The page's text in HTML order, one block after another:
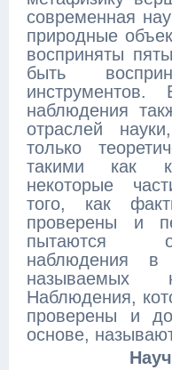
современная
природные
восприняты
быть
инструментов.
наблюдения
отраслей
только
такими как
некоторые
того, как
проверены и
пытаются
наблюдения в
называемых
Наблюдения,
проверены и
основе,